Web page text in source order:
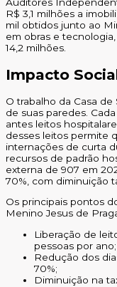
R$ 3,1 milhões a
mil obtidos junto ao
em obras e
14,2 milhões.
Impacto
O trabalho da Casa
de suas paredes.
antes leitos
desses leitos permite
internações de curta
recursos de padrão
externa de 907 em
70%, com diminuição
Os principais pontos
Menino Jesus de
Liberação de
pessoas por ano;
Redução dos
70%;
Diminuição na